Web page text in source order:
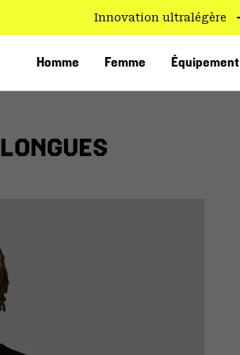
Innovation ultralégère
Homme Femme Équipement